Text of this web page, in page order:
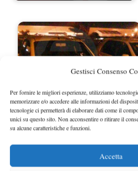
Gestisci Consenso
Per fornire le migliori esperienze, utilizziamo
memorizzare e/o accedere alle informazioni del
tecnologie ci permetterà di elaborare dati come il
unici su questo sito. Non acconsentire o ritirare il
su alcune caratteristiche e funzioni.
Accetta